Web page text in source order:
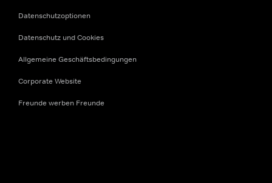
Datenschutzoptionen
Datenschutz und Cookies
Allgemeine Geschäftsbedingungen
Corporate Website
Freunde werben Freunde